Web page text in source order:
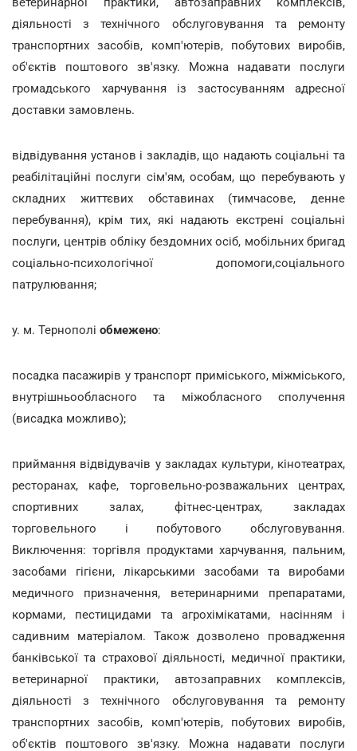
діяльності з технічного обслуговування та ремонту
транспортних засобів, комп'ютерів, побутових виробів,
об'єктів поштового зв'язку. Можна надавати послуги
громадського харчування із застосуванням адресної
доставки замовлень.
відвідування установ і закладів, що надають соціальні та
реабілітаційні послуги сім'ям, особам, що перебувають у
складних життєвих обставинах (тимчасове, денне
перебування), крім тих, які надають екстрені соціальні
послуги, центрів обліку бездомних осіб, мобільних бригад
соціально-психологічної допомоги,соціального
патрулювання;
у. м. Тернополі обмежено:
посадка пасажирів у транспорт приміського, міжміського,
внутрішньообласного та міжобласного сполучення
(висадка можливо);
приймання відвідувачів у закладах культури, кінотеатрах,
ресторанах, кафе, торговельно-розважальних центрах,
спортивних залах, фітнес-центрах, закладах
торговельного і побутового обслуговування.
Виключення: торгівля продуктами харчування, пальним,
засобами гігієни, лікарськими засобами та виробами
медичного призначення, ветеринарними препаратами,
кормами, пестицидами та агрохімікатами, насінням і
садивним матеріалом. Також дозволено провадження
банківської та страхової діяльності, медичної практики,
ветеринарної практики, автозаправних комплексів,
діяльності з технічного обслуговування та ремонту
транспортних засобів, комп'ютерів, побутових виробів,
об'єктів поштового зв'язку. Можна надавати послуги